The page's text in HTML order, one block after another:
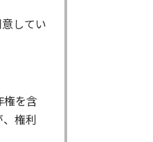
してい
権を含
権利